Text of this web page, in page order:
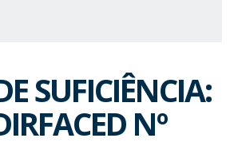
SUFICIÊNCIA:
Nº